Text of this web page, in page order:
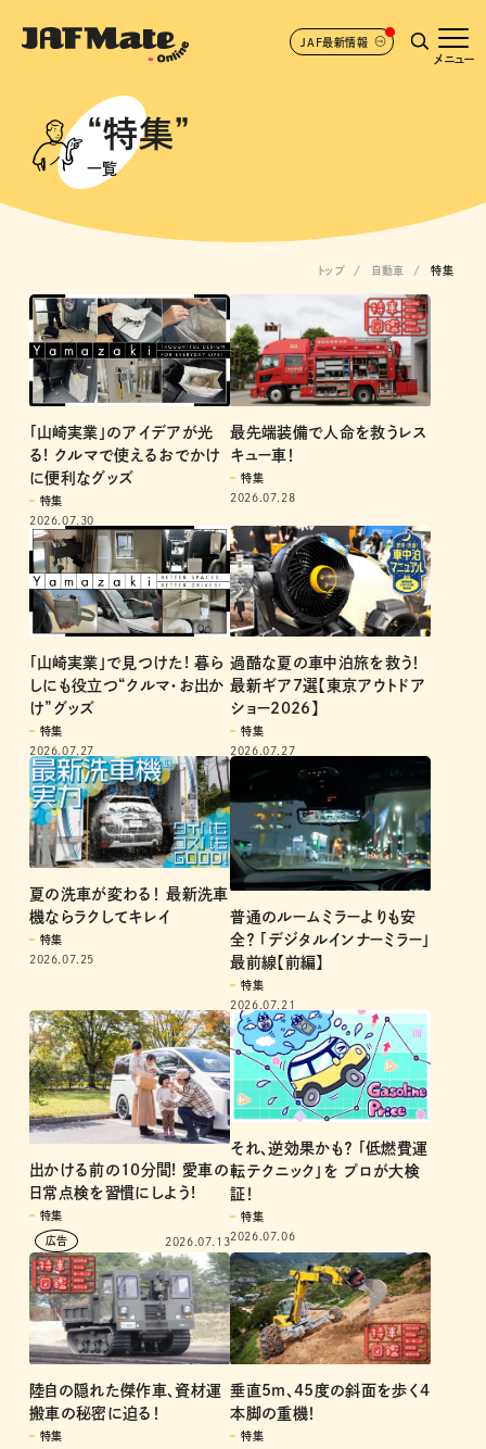
JAF最新情報
メニュー
“特集”
一覧
トップ 自動車 特集
「山崎実業」のアイデアが光
る! クルマで使えるおでかけ
に便利なグッズ
特集
2026.07.30
最先端装備で人命を救うレス
キュー車！
特集
2026.07.28
「山崎実業」で見つけた! 暮ら
しにも役立つ“クルマ・お出か
け”グッズ
特集
2026.07.27
過酷な夏の車中泊旅を救う！
最新ギア7選【東京アウトドア
ショー2026】
特集
2026.07.27
夏の洗車が変わる！ 最新洗車
機ならラクしてキレイ
特集
2026.07.25
普通のルームミラーよりも安
全？ 「デジタルインナーミラー」
最前線【前編】
特集
2026.07.21
出かける前の10分間! 愛車の
日常点検を習慣にしよう!
特集
2026.07.13
それ、逆効果かも？ 「低燃費運
転テクニック」を プロが大検
証！
特集
2026.07.06
陸自の隠れた傑作車、資材運
搬車の秘密に迫る！
特集
垂直5m、45度の斜面を歩く4
本脚の重機！
特集